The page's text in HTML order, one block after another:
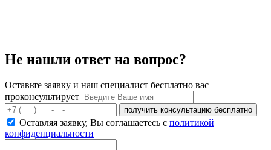
Не нашли ответ на вопрос?
Оставьте заявку и наш специалист бесплатно вас
проконсультирует
получить консультацию бесплатно
Оставляя заявку, Вы соглашаетесь с политикой
конфиденциальности